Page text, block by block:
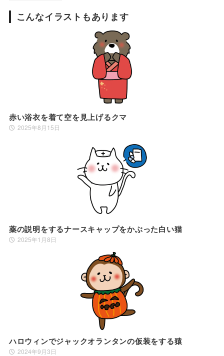
こんなイラストもあります
赤い浴衣を着て空を見上げるクマ
2025年8月15日
薬の説明をするナースキャップをかぶった白い猫
2025年1月8日
ハロウィンでジャックオランタンの仮装をする猿
2024年9月3日